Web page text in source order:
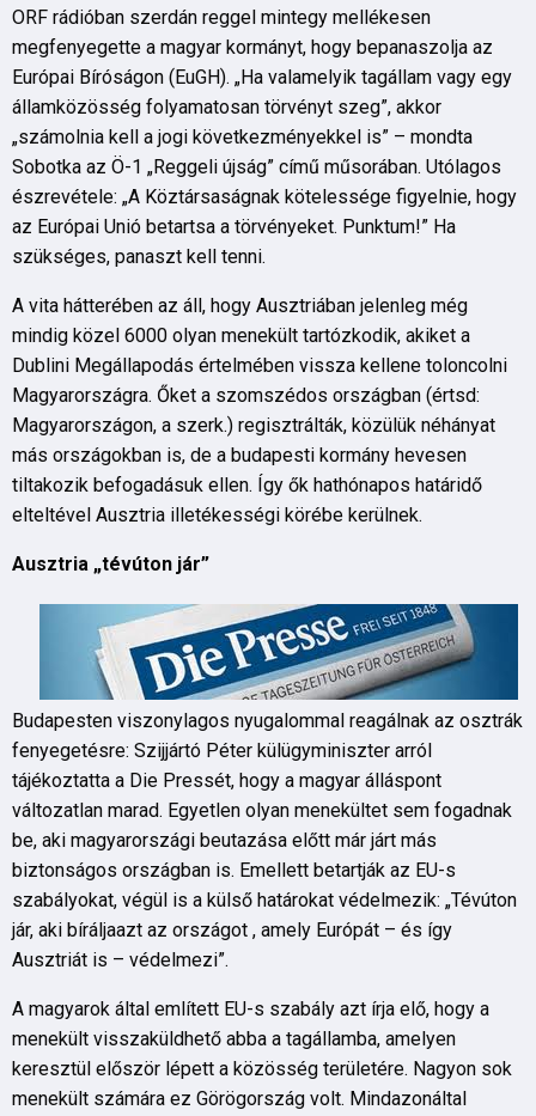
ORF rádióban szerdán reggel mintegy mellékesen
megfenyegette a magyar kormányt, hogy bepanaszolja az
Európai Bíróságon (EuGH). „Ha valamelyik tagállam vagy egy
államközösség folyamatosan törvényt szeg”, akkor
„számolnia kell a jogi következményekkel is” – mondta
Sobotka az Ö-1 „Reggeli újság” című műsorában. Utólagos
észrevétele: „A Köztársaságnak kötelessége figyelnie, hogy
az Európai Unió betartsa a törvényeket. Punktum!” Ha
szükséges, panaszt kell tenni.
A vita hátterében az áll, hogy Ausztriában jelenleg még
mindig közel 6000 olyan menekült tartózkodik, akiket a
Dublini Megállapodás értelmében vissza kellene toloncolni
Magyarországra. Őket a szomszédos országban (értsd:
Magyarországon, a szerk.) regisztrálták, közülük néhányat
más országokban is, de a budapesti kormány hevesen
tiltakozik befogadásuk ellen. Így ők hathónapos határidő
elteltével Ausztria illetékességi körébe kerülnek.
Ausztria „tévúton jár”
Budapesten viszonylagos nyugalommal reagálnak az osztrák
fenyegetésre: Szijjártó Péter külügyminiszter arról
tájékoztatta a Die Pressét, hogy a magyar álláspont
változatlan marad. Egyetlen olyan menekültet sem fogadnak
be, aki magyarországi beutazása előtt már járt más
biztonságos országban is. Emellett betartják az EU-s
szabályokat, végül is a külső határokat védelmezik: „Tévúton
jár, aki bíráljaazt az országot , amely Európát – és így
Ausztriát is – védelmezi”.
A magyarok által említett EU-s szabály azt írja elő, hogy a
menekült visszaküldhető abba a tagállamba, amelyen
keresztül először lépett a közösség területére. Nagyon sok
menekült számára ez Görögország volt. Mindazonáltal